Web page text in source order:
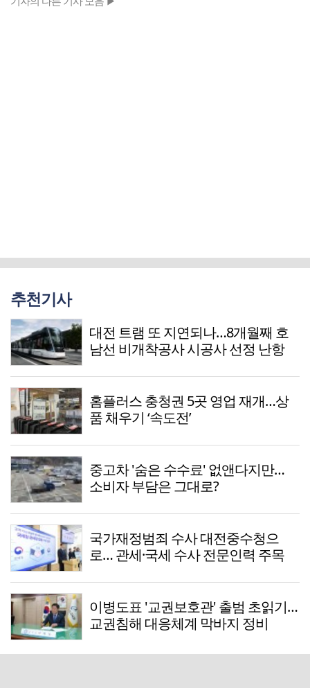
추천기사
대전 트램 또 지연되나…8개월째 호
남선 비개착공사 시공사 선정 난항
홈플러스 충청권 5곳 영업 재개…상
품 채우기 ‘속도전’
중고차 '숨은 수수료' 없앤다지만…
소비자 부담은 그대로?
국가재정범죄 수사 대전중수청으
로… 관세·국세 수사 전문인력 주목
이병도표 '교권보호관' 출범 초읽기…
교권침해 대응체계 막바지 정비